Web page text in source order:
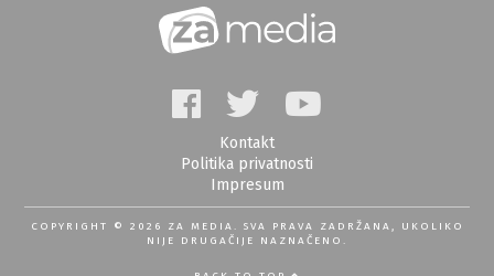
Kontakt
Politika privatnosti
Impresum
COPYRIGHT © 2026 ZA MEDIA. SVA PRAVA ZADRŽANA, UKOLIKO
NIJE DRUGAČIJE NAZNAČENO.